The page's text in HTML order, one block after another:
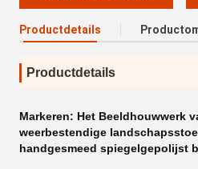
Productdetails
Productdetails
Markeren: Het Beeldhouwwerk
weerbestendige
handgesmeed spiegelgepolijst